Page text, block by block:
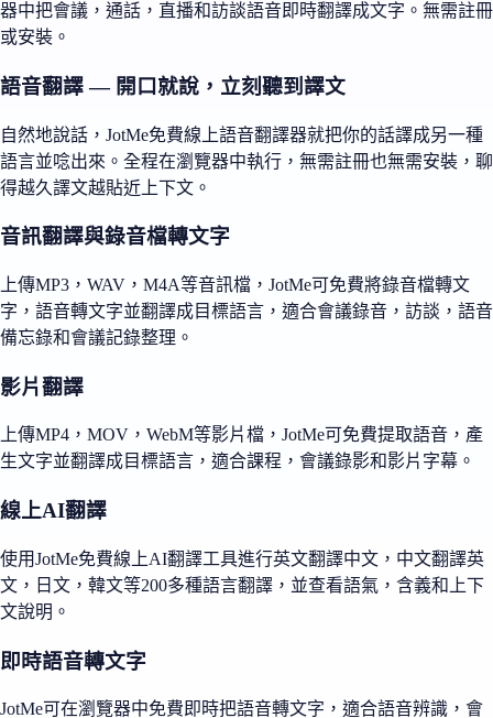
器中把會議，通話，直播和訪談語音即時翻譯成文字。無需註冊
或安裝。
語音翻譯 — 開口就說，立刻聽到譯文
自然地說話，JotMe免費線上語音翻譯器就把你的話譯成另一種
語言並唸出來。全程在瀏覽器中執行，無需註冊也無需安裝，聊
得越久譯文越貼近上下文。
音訊翻譯與錄音檔轉文字
上傳MP3，WAV，M4A等音訊檔，JotMe可免費將錄音檔轉文
字，語音轉文字並翻譯成目標語言，適合會議錄音，訪談，語音
備忘錄和會議記錄整理。
影片翻譯
上傳MP4，MOV，WebM等影片檔，JotMe可免費提取語音，產
生文字並翻譯成目標語言，適合課程，會議錄影和影片字幕。
線上AI翻譯
使用JotMe免費線上AI翻譯工具進行英文翻譯中文，中文翻譯英
文，日文，韓文等200多種語言翻譯，並查看語氣，含義和上下
文說明。
即時語音轉文字
JotMe可在瀏覽器中免費即時把語音轉文字，適合語音辨識，會